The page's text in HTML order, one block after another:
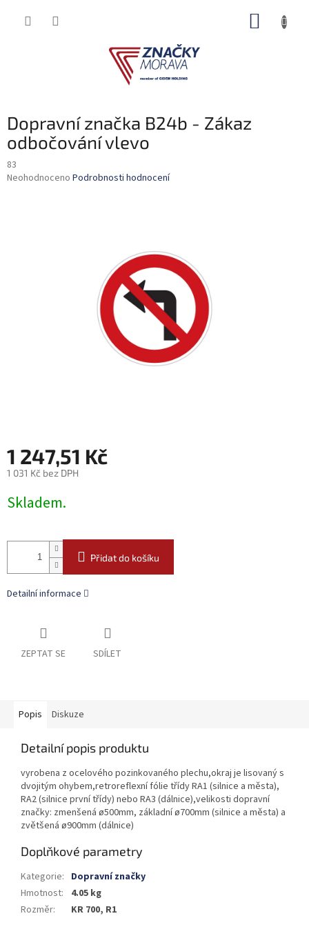
Dopravní značka B24b - Zákaz
odbočování vlevo
83
Průměrné
Neohodnoceno Podrobnosti hodnocení
1 247,51 Kč
1 031 Kč bez DPH
cena:
Skladem.
Přidat do košíku
Detailní informace
ZEPTAT SE SDÍLET
Popis Diskuze
Detailní popis produktu
vyrobena z ocelového pozinkovaného plechu,okraj je lisovaný s
dvojitým ohybem,retroreflexní fólie třídy RA1 (silnice a města),
RA2 (silnice první třídy) nebo RA3 (dálnice),velikosti dopravní
značky: zmenšená ø500mm, základní ø700mm (silnice a města) a
zvětšená ø900mm (dálnice)
Doplňkové parametry
Kategorie: Dopravní značky
Hmotnost:
4.05 kg
Rozměr: KR 700, R1